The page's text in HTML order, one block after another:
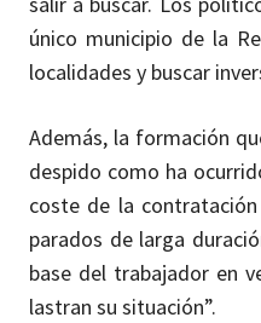
único municipio de la
localidades y buscar
Además, la formación
despido como ha
coste de la
parados de larga
base del trabajador en
lastran su situación”.